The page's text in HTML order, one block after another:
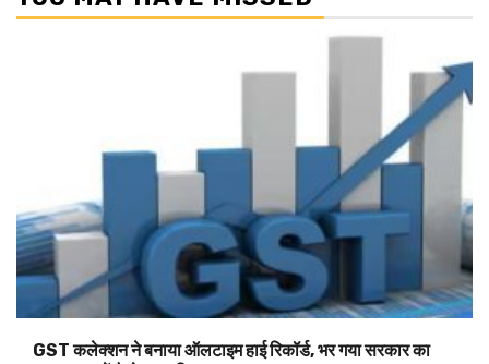
GST कलेक्शन ने बनाया ऑलटाइम हाई रिकॉर्ड, भर गया सरकार का